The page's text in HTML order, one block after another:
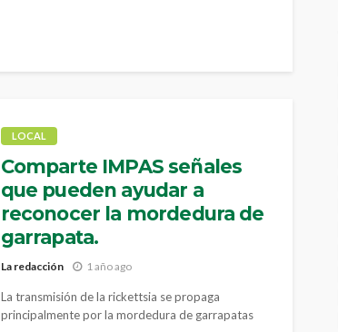
LOCAL
Comparte IMPAS señales
que pueden ayudar a
reconocer la mordedura de
garrapata.
La redacción 1 año ago
La transmisión de la rickettsia se propaga
principalmente por la mordedura de garrapatas